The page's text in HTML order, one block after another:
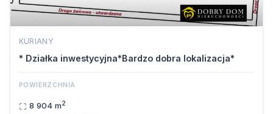
KURIANY
* Działka inwestycyjna*Bardzo dobra lokalizacja*
POWIERZCHNIA
8 904 m2